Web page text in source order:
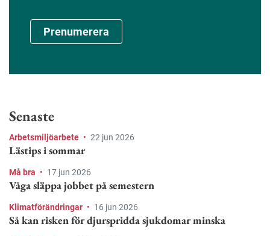
Prenumerera
Senaste
Arbetsmiljöarbete • 22 jun 2026
Lästips i sommar
Må bra • 17 jun 2026
Våga släppa jobbet på semestern
Klimatförändringar • 16 jun 2026
Så kan risken för djurspridda sjukdomar minska